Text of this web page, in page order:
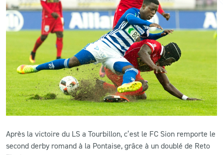
RESTAURATION
CONTACT
ACTUALITÉS
L’APP DU LS
Après la victoire du LS a Tourbillon, c’est le FC Sion remporte le
second derby romand à la Pontaise, grâce à un doublé de Reto